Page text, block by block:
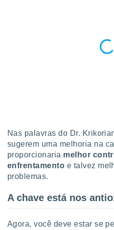
Nas palavras do Dr.
sugerem uma melhoria na
proporcionaria melhor
enfrentamento e talvez
problemas.
A chave está nos
Agora, você deve estar se